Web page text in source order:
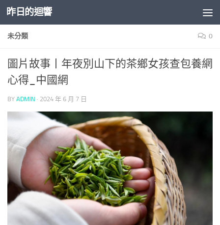
Skip to content
昨日的迴響
未分類 0
圖片故事丨年夜別山下的茶鄉女孩查包養網
心得_中國網
BY ADMIN · 2024 年 6 月 7 日